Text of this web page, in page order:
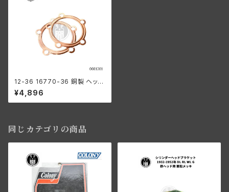
12-36 16770-36 銅製 ヘッド
ガスケット 2個セット 1936-47
年 E/EL/FL
¥4,896
同じカテゴリの商品